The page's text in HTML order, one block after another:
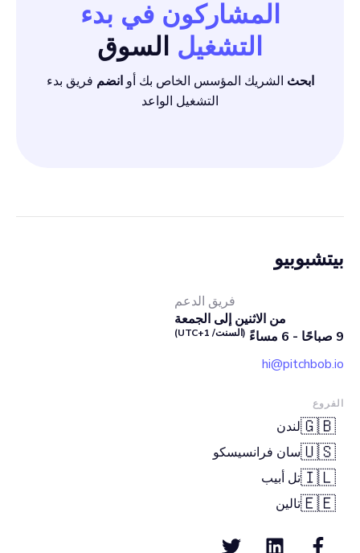
المشاركون في بدء
التشغيل السوق
ابحث الشريك المؤسس الخاص بك أوانضم فريق بدء
التشغيل الواعد
بيتشبوبيو
فريق الدعم
من الاثنين إلى الجمعة
9 صباحًا - 6 مساءً
(السنت/ UTC+1)
hi@pitchbob.io
الفروع
🇬🇧لندن
🇺🇸سان فرانسيسكو
🇮🇱تل أبيب
🇪🇪تالين